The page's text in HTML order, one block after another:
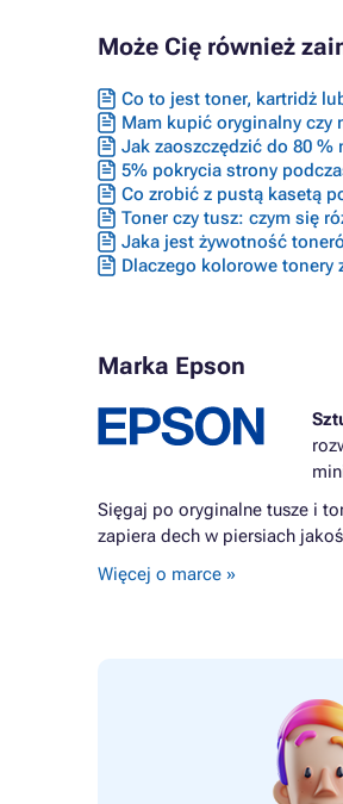
Może Cię również
Co to jest toner, kartridż
Mam kupić oryginalny czy
Jak zaoszczędzić do 80
5% pokrycia strony
Co zrobić z pustą kasetą
Toner czy tusz: czym się
Jaka jest żywotność
Dlaczego kolorowe tonery
Marka Epson
Sięgaj po oryginalne tusze i
zapiera dech w piersiach
Więcej o marce »